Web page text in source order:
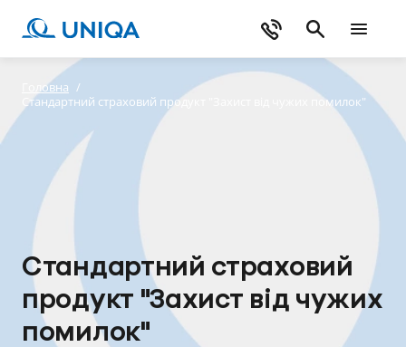
Головна /
Стандартний страховий продукт "Захист від чужих помилок"
Стандартний страховий
продукт "Захист від чужих
помилок"